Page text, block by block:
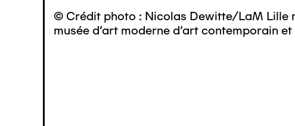
© Crédit photo : Nicolas Dewitte/LaM Lille
musée d’art moderne d’art contemporain